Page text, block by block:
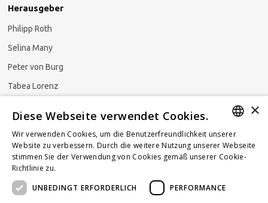
Herausgeber
Philipp Roth
Selina Many
Peter von Burg
Tabea Lorenz
Newsletter abonnieren
GERMAN
FRENCH
×
Diese Webseite verwendet Cookies.
Wir verwenden Cookies, um die Benutzerfreundlichkeit unserer
Website zu verbessern. Durch die weitere Nutzung unserer Webseite
stimmen Sie der Verwendung von Cookies gemäß unserer Cookie-
Richtlinie zu.
UNBEDINGT ERFORDERLICH
PERFORMANCE